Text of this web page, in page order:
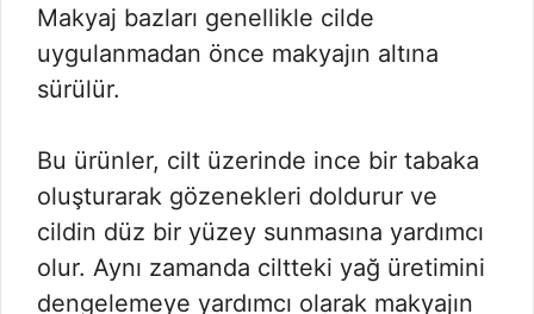
Makyaj bazları genellikle cilde
uygulanmadan önce makyajın altına
sürülür.
Bu ürünler, cilt üzerinde ince bir tabaka
oluşturarak gözenekleri doldurur ve
cildin düz bir yüzey sunmasına yardımcı
olur. Aynı zamanda ciltteki yağ üretimini
dengelemeye yardımcı olarak makyajın